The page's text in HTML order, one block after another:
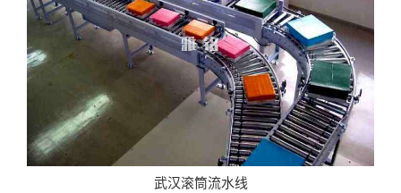
武汉滚筒流水线